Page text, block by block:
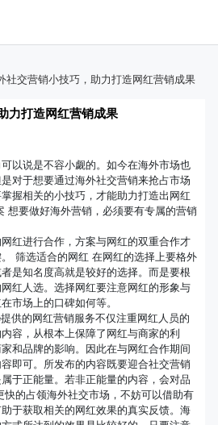
社交营销小技巧，助力打造网红营销成果
力打造网红营销成果
以说是不容小觑的。如今在海外市场也
对于想要通过海外社交营销来抢占市场
握相关的小技巧，才能助力打造出网红
想要做好海外营销，必须要有专属的营销
红进行合作，方案与网红的双重合作才
筛选适合的网红 在网红的选择上要格外
是知名度高就是较好的选择。而是要根
红人选。选择网红要注意网红的形象与
市场上的口碑如何等。
供的网红营销服务不仅注重网红人员的
容，从根本上保障了网红与商家的利
和品牌的影响。因此在与网红合作期间
即可。所发布的内容既要迎合社交营销
于正能量。若非正能量的内容，会对品
的占领海外社交市场，不妨可以借助有
于获取相关的网红效果的真实反馈。海